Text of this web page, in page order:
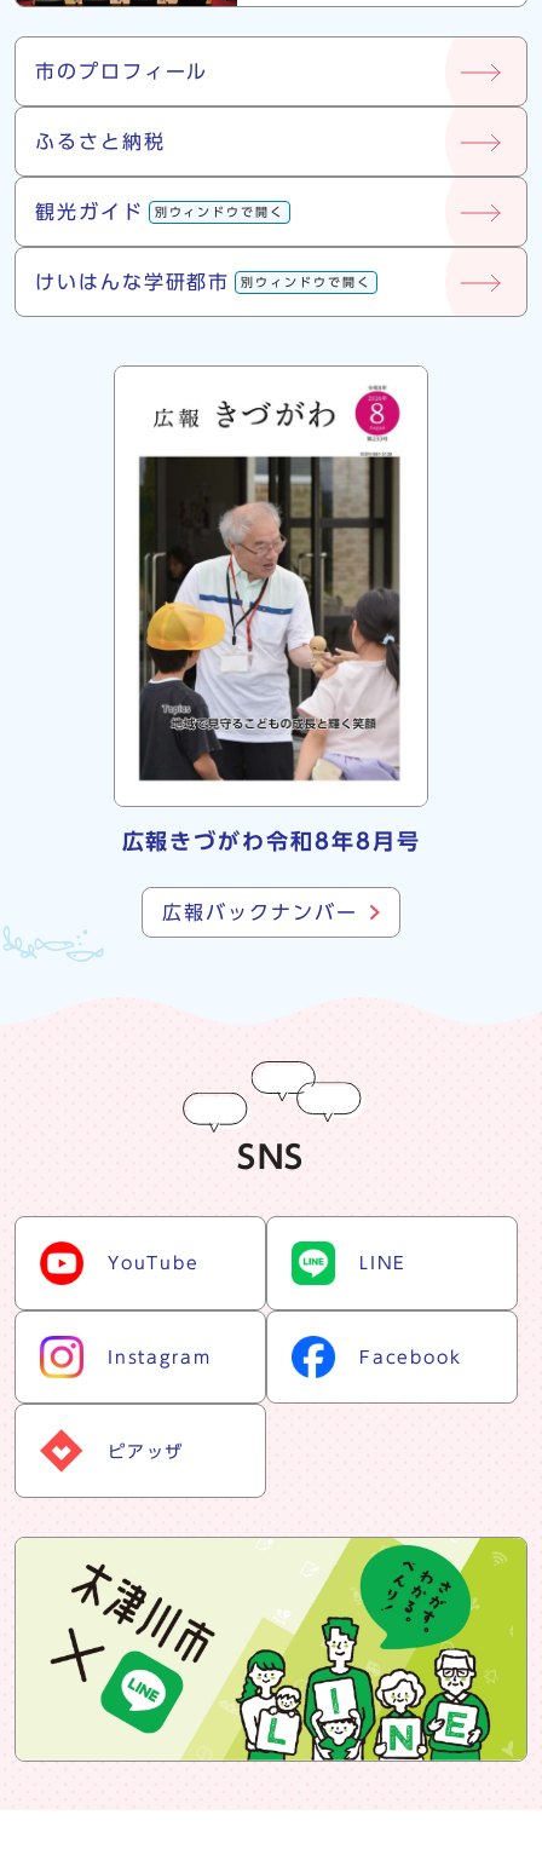
市について
市のプロフィール
ふるさと納税
観光ガイド 別ウィンドウで開く
けいはんな学研都市 別ウィンドウで開く
広報きづがわ令和8年8月号
広報バックナンバー
SNS
snsリスト
YouTube LINE
Instagram Facebook
ピアッザ
snsバナー